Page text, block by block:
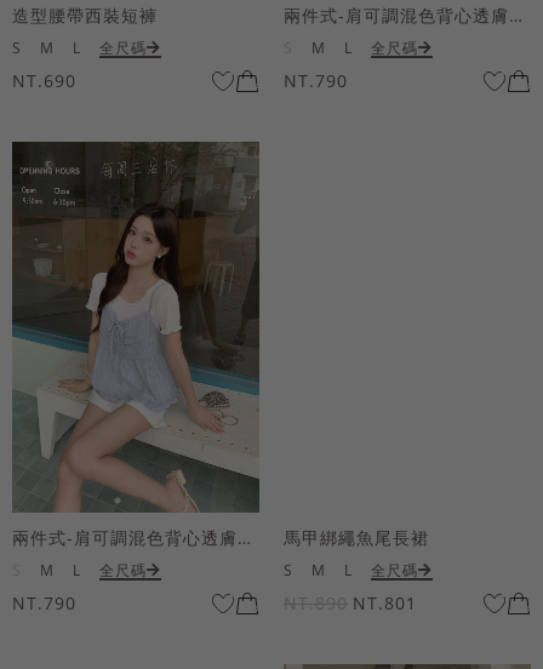
造型腰帶西裝短褲
S M L 全尺碼
NT.690
兩件式-肩可調混色背心透膚上衣套組
M L 全尺碼
NT.790
兩件式-肩可調混色背心透膚上衣套組
M L 全尺碼
NT.790
馬甲綁繩魚尾長裙
S M L 全尺碼
NT.890 NT.801